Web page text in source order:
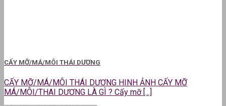
CẤY MỠ/MÁ/MÔI THÁI DƯƠNG
CẤY MỠ/MÁ/MÔI THÁI DƯƠNG HINH ẢNH CẤY MỠ
MÁ/MÔI/THAI DƯƠNG LÀ GÌ ? Cấy mỡ [...]